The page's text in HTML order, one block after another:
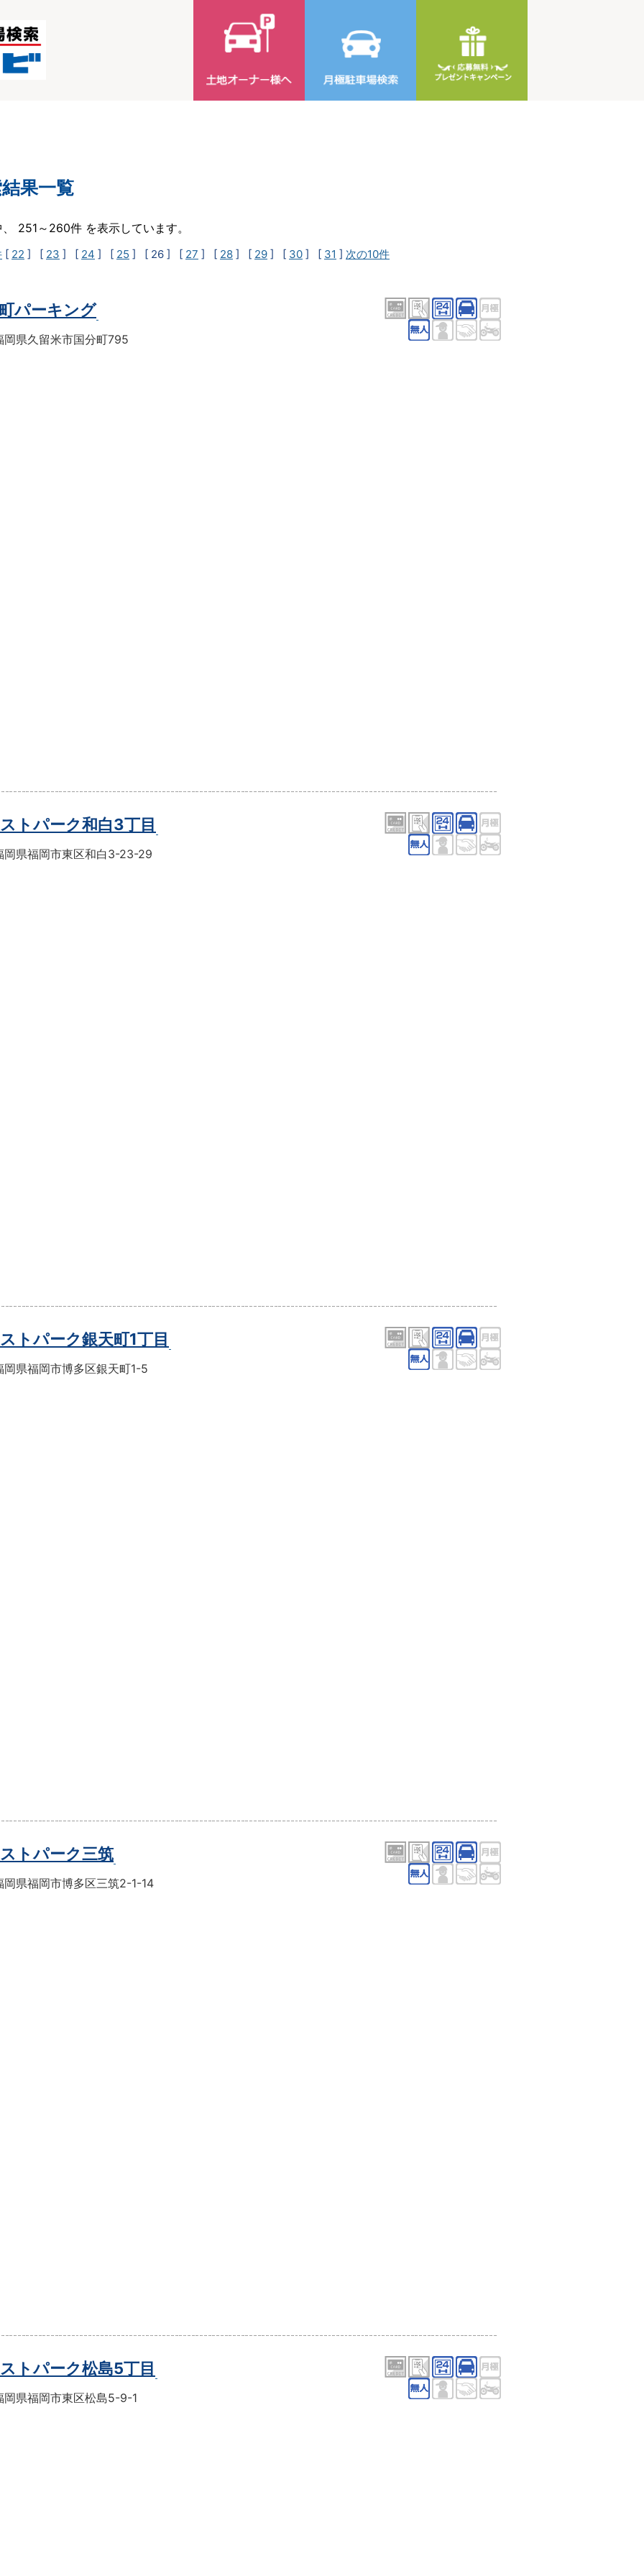
果一覧
251～260件 を表示しています。
[ 22 ] [ 23 ] [ 24 ] [ 25 ] [ 26 ] [ 27 ] [ 28 ] [ 29 ] [ 30 ] [ 31 ] 次の10件
パーキング
岡県久留米市国分町795
ストパーク和白3丁目
岡県福岡市東区和白3-23-29
トパーク銀天町1丁目
岡県福岡市博多区銀天町1-5
ストパーク三筑
岡県福岡市博多区三筑2-1-14
ストパーク松島5丁目
岡県福岡市東区松島5-9-1